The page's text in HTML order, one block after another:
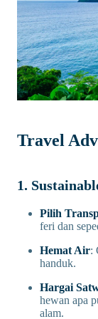
Travel
1.
Pilih
feri dan
Hemat Air:
handuk.
Hargai
hewan apa
alam.